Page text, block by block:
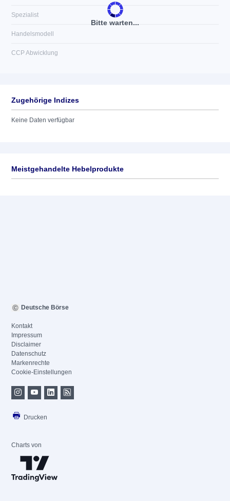
Bitte warten...
Spezialist
Handelsmodell
CCP Abwicklung
Zugehörige Indizes
Keine Daten verfügbar
Meistgehandelte Hebelprodukte
Deutsche Börse
Kontakt
Impressum
Disclaimer
Datenschutz
Markenrechte
Cookie-Einstellungen
Drucken
Charts von